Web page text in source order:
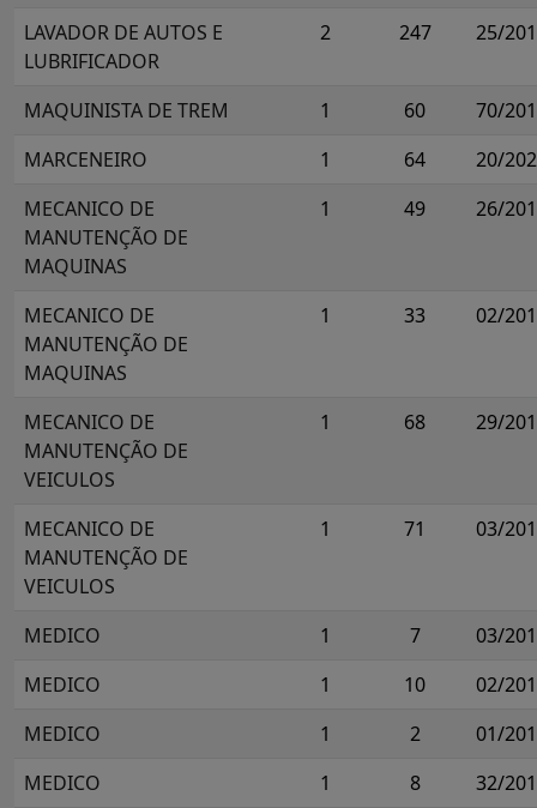
LAVADOR DE AUTOS E
LUBRIFICADOR
2 247 25/
MAQUINISTA DE TREM 1 60
70/
MARCENEIRO
1 64
20/
MECANICO DE
MANUTENÇÃO DE
MAQUINAS
1 49 26/
MECANICO DE
MANUTENÇÃO DE
MAQUINAS
1 33 02/
MECANICO DE
MANUTENÇÃO DE
VEICULOS
1 68 29/
MECANICO DE
MANUTENÇÃO DE
VEICULOS
1 71 03/
MEDICO 1 7
03/
MEDICO
1 10
02/
MEDICO
1 2
01/
MEDICO
1 8
32/